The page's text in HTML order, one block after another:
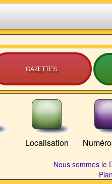
GAZETTES
Localisation
Nous sommes le